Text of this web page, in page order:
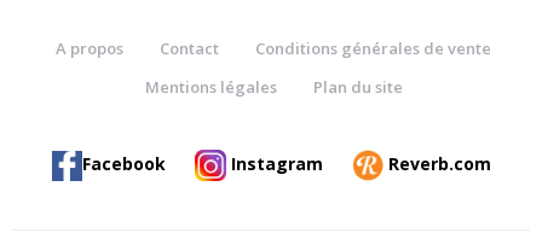
A propos Contact
Conditions générales de vente
Mentions légales
Plan du site
Facebook Instagram Reverb.com